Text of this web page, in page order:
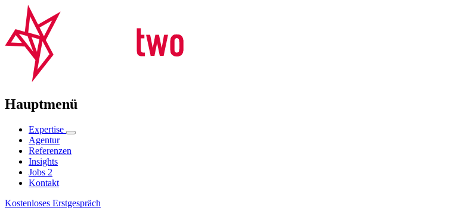
Hauptmenü
Expertise
Agentur
Referenzen
Insights
Jobs 2
Kontakt
Kostenloses Erstgespräch